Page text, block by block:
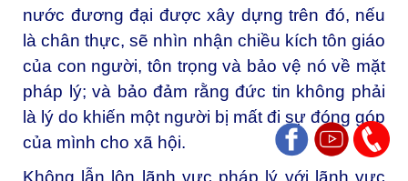
nước đương đại được xây dựng trên đó, nếu
là chân thực, sẽ nhìn nhận chiều kích tôn giáo
của con người, tôn trọng và bảo vệ nó về mặt
pháp lý; và bảo đảm rằng đức tin không phải
là lý do khiến một người bị mất đi sự đóng góp
của mình cho xã hội.
Không lẫn lộn lãnh vực pháp lý với lãnh vực